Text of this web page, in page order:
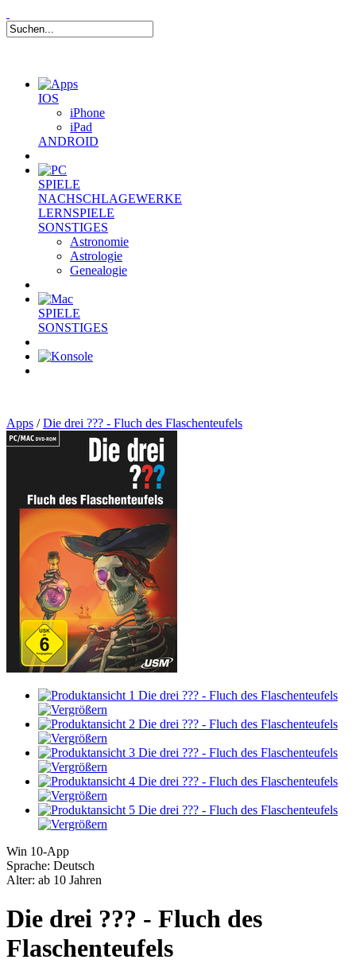
IOS
iPhone
iPad
ANDROID
SPIELE
NACHSCHLAGEWERKE
LERNSPIELE
SONSTIGES
Astronomie
Astrologie
Genealogie
SPIELE
SONSTIGES
Apps /Die drei ??? - Fluch des Flaschenteufels
Win 10-App
Sprache: Deutsch
Alter: ab 10 Jahren
Die drei ??? - Fluch des
Flaschenteufels